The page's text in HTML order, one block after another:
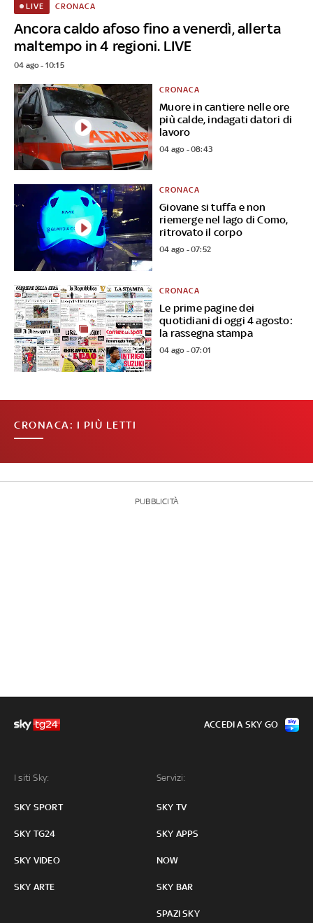
Ancora caldo afoso fino a venerdì, allerta
maltempo in 4 regioni. LIVE
LIVE CRONACA
04 ago - 10:15
Muore in cantiere nelle ore
più calde, indagati datori di
lavoro
CRONACA
04 ago - 08:43
Giovane si tuffa e non
riemerge nel lago di Como,
ritrovato il corpo
CRONACA
04 ago - 07:52
Le prime pagine dei
quotidiani di oggi 4 agosto:
la rassegna stampa
CRONACA
04 ago - 07:01
CRONACA: I PIÙ LETTI
PUBBLICITÀ
I siti Sky:
SKY SPORT
SKY TG24
SKY VIDEO
SKY ARTE
Servizi:
SKY TV
SKY APPS
NOW
SKY BAR
SPAZI SKY
ACCEDI A SKY GO